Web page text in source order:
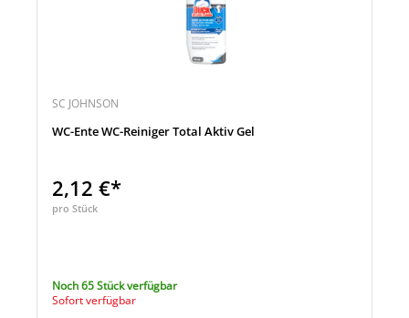
SC JOHNSON
WC-Ente WC-Reiniger Total Aktiv Gel
2,12 €*
pro Stück
Noch 65 Stück verfügbar
Sofort verfügbar